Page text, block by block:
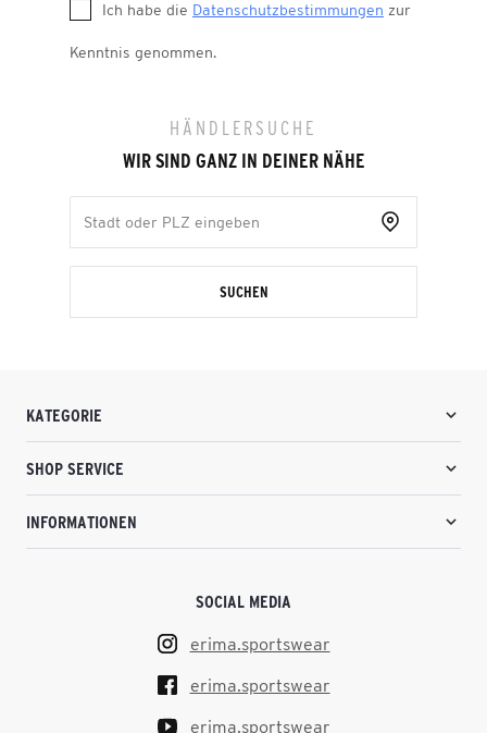
Ich habe die Datenschutzbestimmungen zur
Kenntnis genommen.
HÄNDLERSUCHE
WIR SIND GANZ IN DEINER NÄHE
SUCHEN
KATEGORIE
SHOP SERVICE
INFORMATIONEN
SOCIAL MEDIA
erima.sportswear
erima.sportswear
erima.sportswear